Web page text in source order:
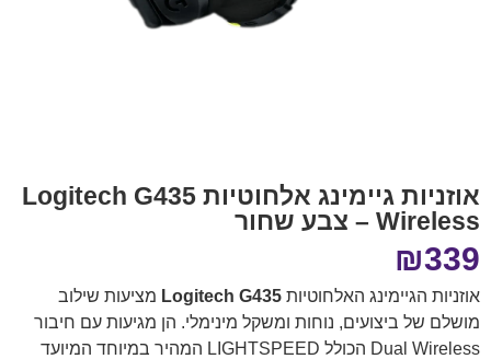
אוזניות גיימינג אלחוטיות Logitech G435
Wireless – צבע שחור
₪339
אוזניות הגיימינג האלחוטיות Logitech G435 מציעות שילוב
מושלם של ביצועים, נוחות ומשקל מינימלי. הן מגיעות עם חיבור
Dual Wireless הכולל LIGHTSPEED המהיר במיוחד המיועד